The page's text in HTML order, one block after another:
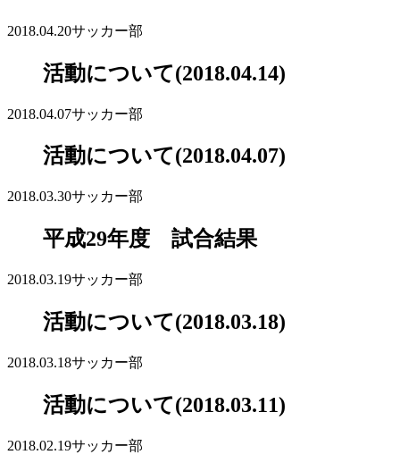
2018.04.20サッカー部
活動について(2018.04.14)
2018.04.07サッカー部
活動について(2018.04.07)
2018.03.30サッカー部
平成29年度 試合結果
2018.03.19サッカー部
活動について(2018.03.18)
2018.03.18サッカー部
活動について(2018.03.11)
2018.02.19サッカー部